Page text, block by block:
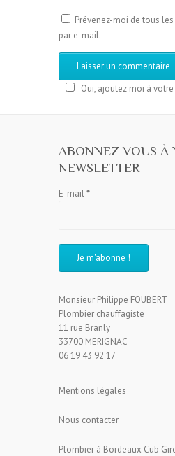
Prévenez-moi de tous
par e-mail.
Oui, ajoutez moi à
ABONNEZ-VOUS À
NEWSLETTER
E-mail*
Monsieur Philippe FOUBERT
Plombier chauffagiste
11 rue Branly
33700 MERIGNAC
06 19 43 92 17
Mentions légales
Nous contacter
Plombier à Bordeaux Cub